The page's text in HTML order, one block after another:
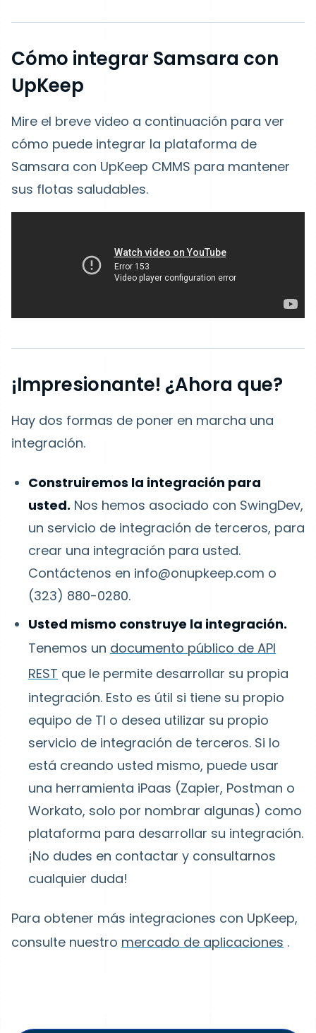
Cómo integrar Samsara con
UpKeep
Mire el breve video a continuación para ver
cómo puede integrar la plataforma de
Samsara con UpKeep CMMS para mantener
sus flotas saludables.
¡Impresionante! ¿Ahora que?
Hay dos formas de poner en marcha una
integración.
Construiremos la integración para
usted. Nos hemos asociado con SwingDev,
un servicio de integración de terceros, para
crear una integración para usted.
Contáctenos en info@onupkeep.com o
(323) 880-0280.
Usted mismo construye la integración.
Tenemos un documento público de API
REST que le permite desarrollar su propia
integración. Esto es útil si tiene su propio
equipo de TI o desea utilizar su propio
servicio de integración de terceros. Si lo
está creando usted mismo, puede usar
una herramienta iPaas (Zapier, Postman o
Workato, solo por nombrar algunas) como
plataforma para desarrollar su integración.
¡No dudes en contactar y consultarnos
cualquier duda!
Para obtener más integraciones con UpKeep,
consulte nuestro mercado de aplicaciones .